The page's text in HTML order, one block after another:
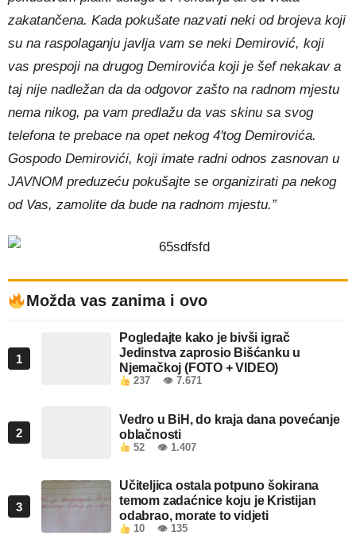
zakatančena. Kada pokušate nazvati neki od brojeva koji
su na raspolaganju javlja vam se neki Demirović, koji
vas prespoji na drugog Demirovića koji je šef nekakav a
taj nije nadležan da da odgovor zašto na radnom mjestu
nema nikog, pa vam predlažu da vas skinu sa svog
telefona te prebace na opet nekog 4'tog Demirovića.
Gospodo Demirovići, koji imate radni odnos zasnovan u
JAVNOM preduzeću pokušajte se organizirati pa nekog
od Vas, zamolite da bude na radnom mjestu.”
Možda vas zanima i ovo
1
Pogledajte kako je bivši igrač
Jedinstva zaprosio Bišćanku u
Njemačkoj (FOTO + VIDEO)
237 👁 7.671
2
Vedro u BiH, do kraja dana povećanje
oblačnosti
52 👁 1.407
3
Učiteljica ostala potpuno šokirana
temom zadaćnice koju je Kristijan
odabrao, morate to vidjeti
10 👁 135